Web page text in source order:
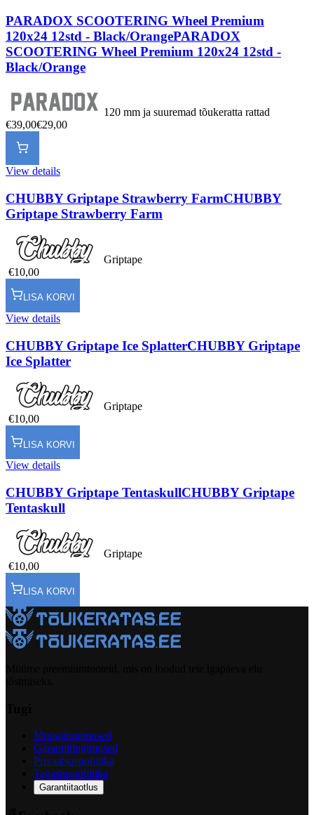
PARADOX SCOOTERING Wheel Premium
120x24 12std - Black/OrangePARADOX
SCOOTERING Wheel Premium 120x24 12std -
Black/Orange
120 mm ja suuremad tõukeratta rattad
€39,00€29,00
View details
CHUBBY Griptape Strawberry FarmCHUBBY
Griptape Strawberry Farm
Griptape
€10,00
LISA KORVI
View details
CHUBBY Griptape Ice SplatterCHUBBY Griptape
Ice Splatter
Griptape
€10,00
LISA KORVI
View details
CHUBBY Griptape TentaskullCHUBBY Griptape
Tentaskull
Griptape
€10,00
LISA KORVI
Müügitingimused
Garantiitingimused
Privaatsuspoliitika
Tagastuspoliitika
Garantiitaotlus